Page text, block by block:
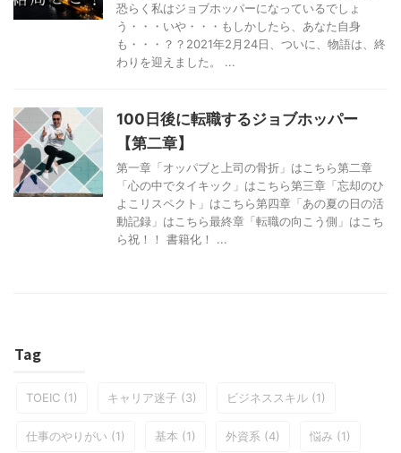
恐らく私はジョブホッパーになっているでしょ
う・・・いや・・・もしかしたら、あなた自身
も・・・？？2021年2月24日、ついに、物語は、終
わりを迎えました。 ...
100日後に転職するジョブホッパー
【第二章】
第一章「オッパブと上司の骨折」はこちら第二章
「心の中でタイキック」はこちら第三章「忘却のひ
よこリスペクト」はこちら第四章「あの夏の日の活
動記録」はこちら最終章「転職の向こう側」はこち
ら祝！！ 書籍化！ ...
Tag
TOEIC (1) キャリア迷子 (3) ビジネススキル (1)
仕事のやりがい (1) 基本 (1) 外資系 (4) 悩み (1)